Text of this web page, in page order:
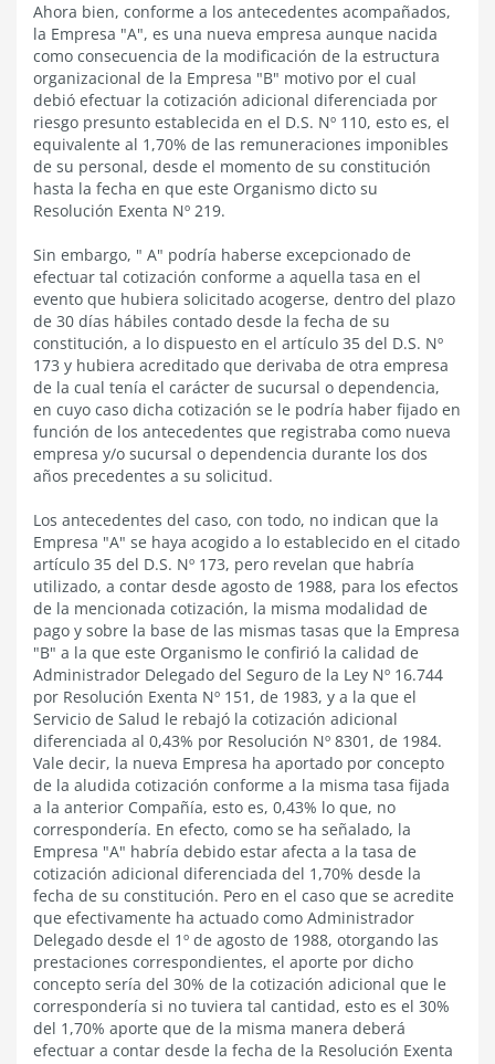
Ahora bien, conforme a los antecedentes acompañados,
la Empresa "A", es una nueva empresa aunque nacida
como consecuencia de la modificación de la estructura
organizacional de la Empresa "B" motivo por el cual
debió efectuar la cotización adicional diferenciada por
riesgo presunto establecida en el D.S. Nº 110, esto es, el
equivalente al 1,70% de las remuneraciones imponibles
de su personal, desde el momento de su constitución
hasta la fecha en que este Organismo dicto su
Resolución Exenta Nº 219.
Sin embargo, " A" podría haberse excepcionado de
efectuar tal cotización conforme a aquella tasa en el
evento que hubiera solicitado acogerse, dentro del plazo
de 30 días hábiles contado desde la fecha de su
constitución, a lo dispuesto en el artículo 35 del D.S. Nº
173 y hubiera acreditado que derivaba de otra empresa
de la cual tenía el carácter de sucursal o dependencia,
en cuyo caso dicha cotización se le podría haber fijado en
función de los antecedentes que registraba como nueva
empresa y/o sucursal o dependencia durante los dos
años precedentes a su solicitud.
Los antecedentes del caso, con todo, no indican que la
Empresa "A" se haya acogido a lo establecido en el citado
artículo 35 del D.S. Nº 173, pero revelan que habría
utilizado, a contar desde agosto de 1988, para los efectos
de la mencionada cotización, la misma modalidad de
pago y sobre la base de las mismas tasas que la Empresa
"B" a la que este Organismo le confirió la calidad de
Administrador Delegado del Seguro de la Ley Nº 16.744
por Resolución Exenta Nº 151, de 1983, y a la que el
Servicio de Salud le rebajó la cotización adicional
diferenciada al 0,43% por Resolución Nº 8301, de 1984.
Vale decir, la nueva Empresa ha aportado por concepto
de la aludida cotización conforme a la misma tasa fijada
a la anterior Compañía, esto es, 0,43% lo que, no
correspondería. En efecto, como se ha señalado, la
Empresa "A" habría debido estar afecta a la tasa de
cotización adicional diferenciada del 1,70% desde la
fecha de su constitución. Pero en el caso que se acredite
que efectivamente ha actuado como Administrador
Delegado desde el 1º de agosto de 1988, otorgando las
prestaciones correspondientes, el aporte por dicho
concepto sería del 30% de la cotización adicional que le
correspondería si no tuviera tal cantidad, esto es el 30%
del 1,70% aporte que de la misma manera deberá
efectuar a contar desde la fecha de la Resolución Exenta